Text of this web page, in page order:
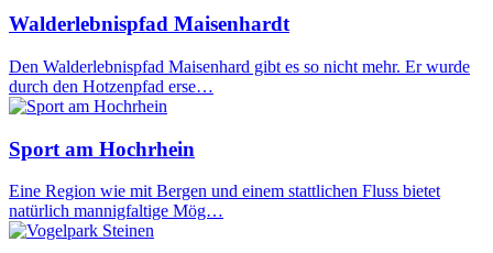
Walderlebnispfad Maisenhardt
Den Walderlebnispfad Maisenhard gibt es so nicht mehr. Er wurde
durch den Hotzenpfad erse…
Sport am Hochrhein
Eine Region wie mit Bergen und einem stattlichen Fluss bietet
natürlich mannigfaltige Mög…